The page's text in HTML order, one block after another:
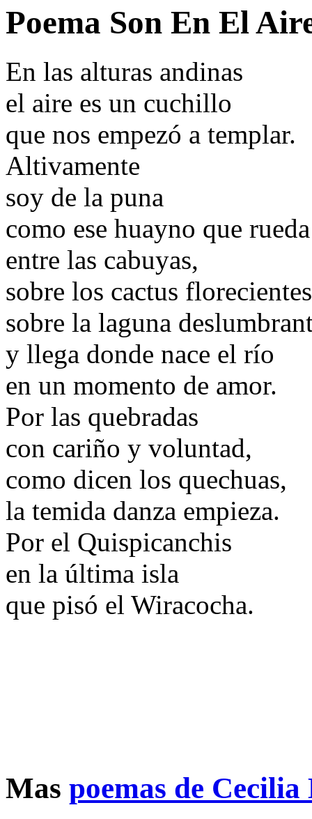
Poema Son En El
En las alturas andinas
el aire es un cuchillo
que nos empezó a templar.
Altivamente
soy de la puna
como ese huayno que rueda
entre las cabuyas,
sobre los cactus
sobre la laguna
y llega donde nace el río
en un momento de amor.
Por las quebradas
con cariño y voluntad,
como dicen los quechuas,
la temida danza empieza.
Por el Quispicanchis
en la última isla
que pisó el Wiracocha.
Mas poemas de